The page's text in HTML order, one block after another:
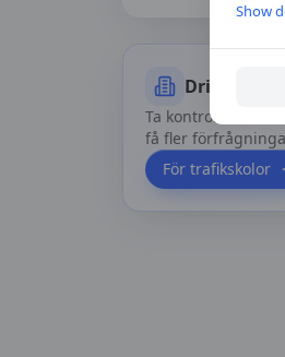
Driver du
Ta kontroll över
få fler
För trafikskolor
Show